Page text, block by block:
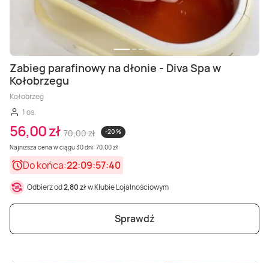
Zabieg parafinowy na dłonie - Diva Spa w
Kołobrzegu
Kołobrzeg
1 os.
56,00 zł 70,00 zł
-20 %
Najniższa cena w ciągu 30 dni: 70,00 zł
Do końca:22:09:57:38
Odbierz od2,80 złw Klubie Lojalnościowym
Sprawdź